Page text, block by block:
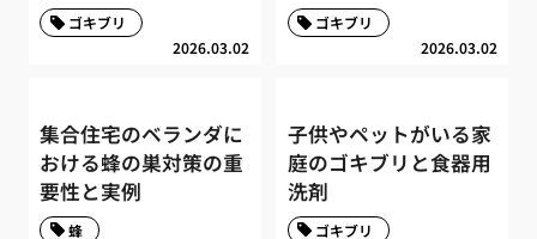
2026.03.02
ゴキブリ
2026.03.02
ゴキブリ
集合住宅のベランダに
おける蜂の巣対策の重
要性と実例
蜂
子供やペットがいる家
庭のゴキブリと食器用
洗剤
ゴキブリ